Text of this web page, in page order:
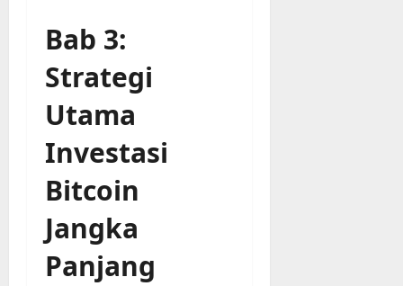
Bab 3:
Strategi
Utama
Investasi
Bitcoin
Jangka
Panjang